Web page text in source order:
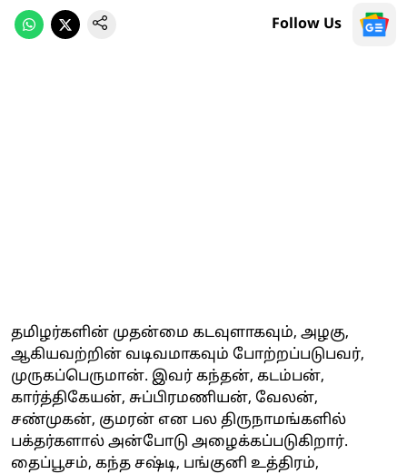
Follow Us
தமிழர்களின் முதன்மை கடவுளாகவும், அழகு,
ஆகியவற்றின் வடிவமாகவும் போற்றப்படுபவர்,
முருகப்பெருமான். இவர் கந்தன், கடம்பன்,
கார்த்திகேயன், சுப்பிரமணியன், வேலன்,
சண்முகன், குமரன் என பல திருநாமங்களில்
பக்தர்களால் அன்போடு அழைக்கப்படுகிறார்.
தைப்பூசம், கந்த சஷ்டி, பங்குனி உத்திரம்,